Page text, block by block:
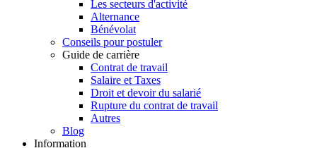
Les secteurs d'activité
Alternance
Bénévolat
Conseils pour postuler
Guide de carrière
Contrat de travail
Salaire et Taxes
Droit et devoir du salarié
Rupture du contrat de travail
Autres
Blog
Information